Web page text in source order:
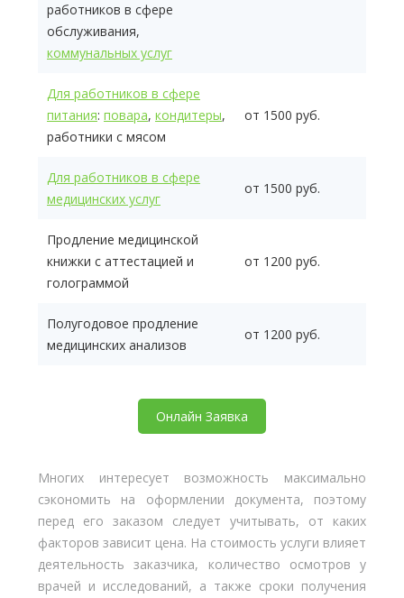
работников в сфере
обслуживания,
коммунальных услуг
Для работников в сфере
питания: повара, кондитеры,
работники с мясом
от 1500 руб.
Для работников в сфере
медицинских услуг
от 1500 руб.
Продление медицинской
книжки с аттестацией и
голограммой
от 1200 руб.
Полугодовое продление
медицинских анализов
от 1200 руб.
Онлайн Заявка
Многих интересует возможность максимально
сэкономить на оформлении документа, поэтому
перед его заказом следует учитывать, от каких
факторов зависит цена. На стоимость услуги влияет
деятельность заказчика, количество осмотров у
врачей и исследований, а также сроки получения